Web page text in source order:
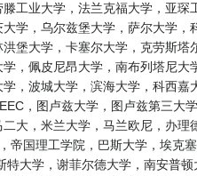
工业大学，法兰克福大学，亚
学，乌尔兹堡大学，萨尔大学，
堡大学，卡塞尔大学，克劳斯塔
，佩皮尼昂大学，南布列塔尼
，波城大学，滨海大学，科西
，图卢兹大学，图卢兹第三大
大，米兰大学，马兰欧尼，办理
国理工学院，巴斯大学，埃克
大学，谢菲尔德大学，南安普